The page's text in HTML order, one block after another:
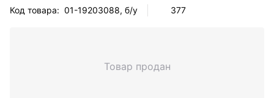
Код товара: 01-19203088, б/у 377
Товар продан